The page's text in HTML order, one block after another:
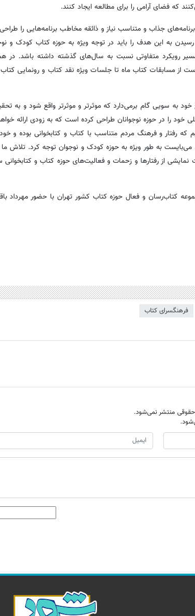
که فضای آرامی را برای مطالعه ایجاد کنند.
جذاب و متناسب نیاز و ذائقه مخاطب برنامه‌هایی را
به این هدف را باید در توجه ویژه به حوزه کتاب کودک و
رویکرد متفاوتی نسبت به سال‌های گذشته داشته باشد. در
از مسابقات کتاب ماه تا جلسات ویژه نقد کتاب و رونمایی
خود به سویی گام برمی‌دارد که موثرتر و موثرتر واقع شود و به
را در حوزه نوجوانان طراحی کرده است که به زودی ارائه
که رفتار و فرهنگ مردم متناسب با کتاب و کتابخوانی بوده و
به طور ویژه به حوزه کودک و نوجوان توجه کرد. تلاش
از رفتارها و زحمات و فعالیت‌های حوزه کتاب و
کتاب‌رسان و فعال حوزه کتاب کشور تهران با حضور مهرداد
فرهنگسرای کتاب
منتشر نمی‌شود.